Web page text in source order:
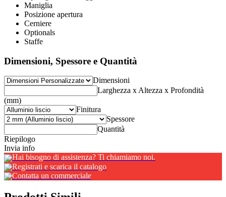
Maniglia
Posizione apertura
Cerniere
Optionals
Staffe
Dimensioni, Spessore e Quantità
Dimensioni
Larghezza x Altezza x Profondità
(mm)
Finitura
Spessore
Quantità
Riepilogo
Invia info
Hai bisogno di assistenza? Ti chiamiamo noi.
Registrati e scarica il catalogo
Contatta un commerciale